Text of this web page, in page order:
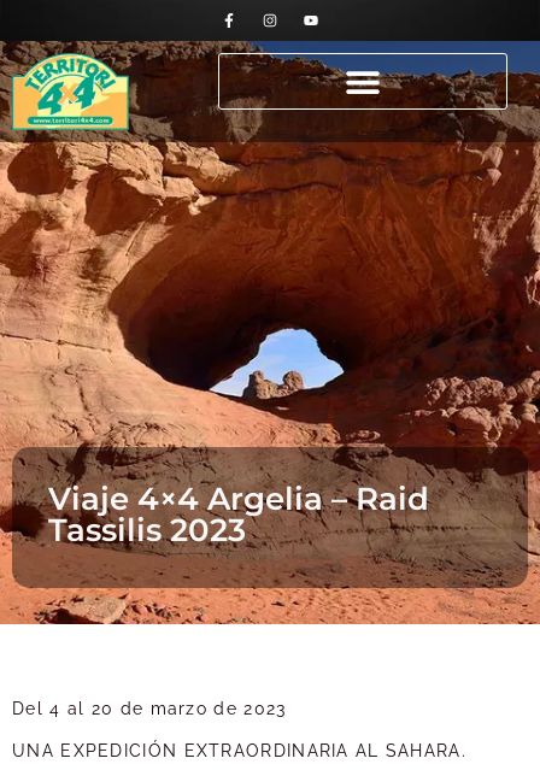
Viaje 4×4 Argelia – Raid
Tassilis 2023
Del 4 al 20 de marzo de 2023
UNA EXPEDICIÓN EXTRAORDINARIA AL SAHARA.